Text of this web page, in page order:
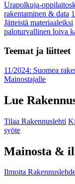
Urapolkuja-
rakentaminen & data
Jätteistä materiaaleiksi
paloturvallinen loiva
Teemat ja liitteet
11/2024: Suomea
Mainostajalle
Lue
Tilaa Rakennuslehti
syöte
Mainosta &
Ilmoita